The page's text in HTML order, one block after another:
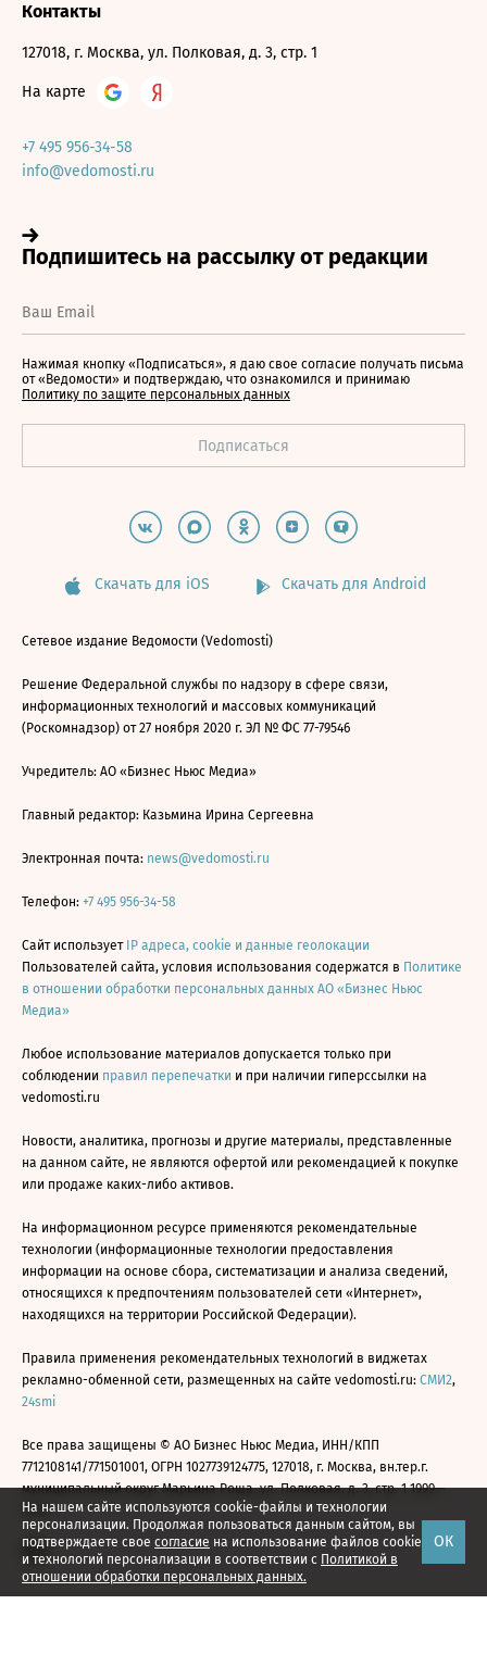
На нашем сайте используются cookie-файлы и технологии
персонализации. Продолжая пользоваться данным сайтом, вы
подтверждаете свое согласие на использование файлов cookie
и технологий персонализации в соответствии с Политикой в
отношении обработки персональных данных.
ОК
Контакты
127018, г. Москва, ул. Полковая, д. 3, стр. 1
На карте
+7 495 956-34-58
info@vedomosti.ru
Нажимая кнопку «Подписаться», я даю свое согласие получать письма
от «Ведомости» и подтверждаю, что ознакомился и принимаю
Политику по защите персональных данных
Скачать для iOS Скачать для Android
Сетевое издание Ведомости (Vedomosti)
Решение Федеральной службы по надзору в сфере связи,
информационных технологий и массовых коммуникаций
(Роскомнадзор) от 27 ноября 2020 г. ЭЛ № ФС 77-79546
Учредитель: АО «Бизнес Ньюс Медиа»
Главный редактор: Казьмина Ирина Сергеевна
Электронная почта: news@vedomosti.ru
Телефон: +7 495 956-34-58
Сайт использует IP адреса, cookie и данные геолокации
Пользователей сайта, условия использования содержатся в Политике
в отношении обработки персональных данных АО «Бизнес Ньюс
Медиа»
Любое использование материалов допускается только при
соблюдении правил перепечатки и при наличии гиперссылки на
vedomosti.ru
Новости, аналитика, прогнозы и другие материалы, представленные
на данном сайте, не являются офертой или рекомендацией к покупке
или продаже каких-либо активов.
На информационном ресурсе применяются рекомендательные
технологии (информационные технологии предоставления
информации на основе сбора, систематизации и анализа сведений,
относящихся к предпочтениям пользователей сети «Интернет»,
находящихся на территории Российской Федерации).
Правила применения рекомендательных технологий в виджетах
рекламно-обменной сети, размещенных на сайте vedomosti.ru: СМИ2,
24smi
Все права защищены © АО Бизнес Ньюс Медиа, ИНН/КПП
7712108141/771501001, ОГРН 1027739124775, 127018, г. Москва, вн.тер.г.
муниципальный округ Марьина Роща, ул. Полковая, д. 3, стр. 1 1999—
2026